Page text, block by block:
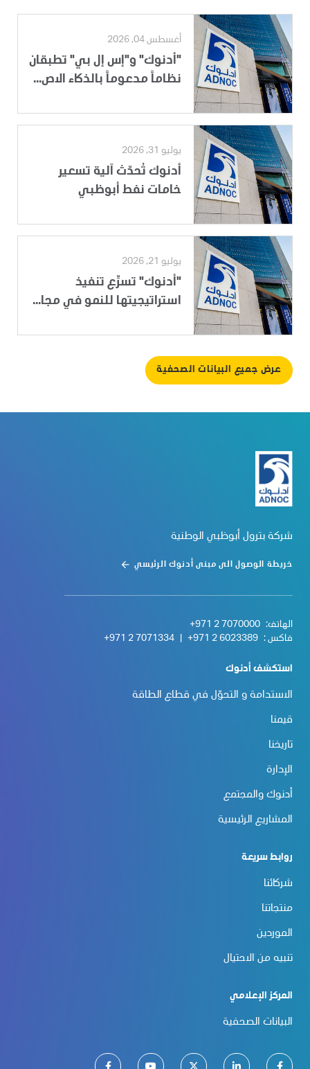
أغسطس 04, 2026
"أدنوك" و"إس إل بي" تطبقان
نظاماً مدعوماً بالذكاء الاص...
يوليو 31, 2026
أدنوك تُحدّث آلية تسعير
خامات نفط أبوظبي
يوليو 21, 2026
"أدنوك" تسرِّع تنفيذ
استراتيجيتها للنمو في مجا...
عرض جميع البيانات الصحفية
شركة بترول أبوظبي الوطنية
خريطة الوصول الى مبنى أدنوك الرئيسي
الهاتف: +971 2 7070000
فاكس : +971 2 6023389
+971 2 7071334
استكشف أدنوك
الاستدامة و التحوّل في قطاع الطاقة
قيمنا
تاريخنا
الإدارة
أدنوك والمجتمع
المشاريع الرئيسية
روابط سريعة
شركائنا
منتجاتنا
الموردين
تنبيه من الاحتيال
المركز الإعلامي
البيانات الصحفية